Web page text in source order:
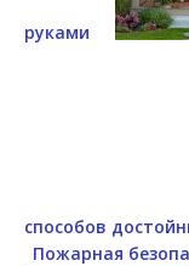
руками
способов
Пожарная